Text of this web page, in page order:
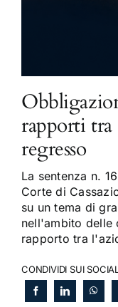
rapporti tra
regresso
La sentenza n.
Corte di
su un tema di
nell'ambito delle
rapporto tra
CONDIVIDI SUI SOCIAL